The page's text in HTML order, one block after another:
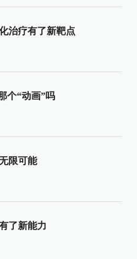
治疗有了新靶点
个“动画”吗
限可能
了新能力